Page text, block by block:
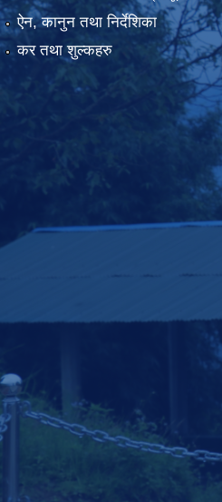
ऐन, कानुन तथा निर्देशिका
कर तथा शुल्कहरु